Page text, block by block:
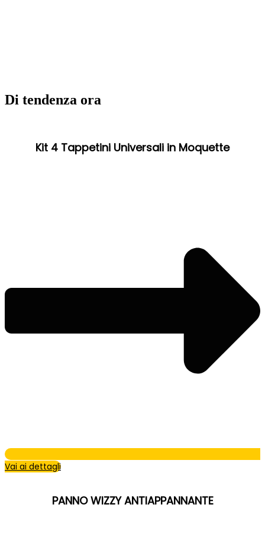
Di tendenza ora
Kit 4 Tappetini Universali in Moquette
Vai ai dettagli
PANNO WIZZY ANTIAPPANNANTE